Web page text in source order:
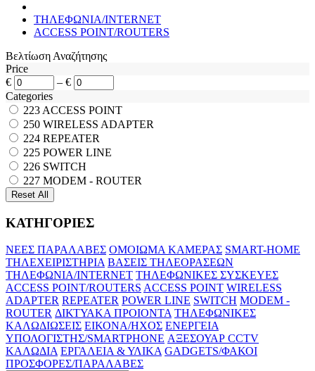
ΤΗΛΕΦΩΝΙΑ/INTERNET
ACCESS POINT/ROUTERS
Βελτίωση Αναζήτησης
Price
€
– €
Categories
223 ACCESS POINT
250 WIRELESS ADAPTER
224 REPEATER
225 POWER LINE
226 SWITCH
227 MODEM - ROUTER
ΚΑΤΗΓΟΡΙΕΣ
ΝΕΕΣ ΠΑΡΑΛΑΒΕΣ ΟΜΟΙΩΜΑ ΚΑΜΕΡΑΣ SMART-HOME
ΤΗΛΕΧΕΙΡΙΣΤΗΡΙΑ ΒΑΣΕΙΣ ΤΗΛΕΟΡΑΣΕΩΝ
ΤΗΛΕΦΩΝΙΑ/INTERNET ΤΗΛΕΦΩΝΙΚΕΣ ΣΥΣΚΕΥΕΣ
ACCESS POINT/ROUTERS ACCESS POINT WIRELESS
ADAPTER REPEATER POWER LINE SWITCH MODEM -
ROUTER ΔΙΚΤΥΑΚΑ ΠΡΟΙΟΝΤΑ ΤΗΛΕΦΩΝΙΚΕΣ
ΚΑΛΩΔΙΩΣΕΙΣ ΕΙΚΟΝΑ/ΗΧΟΣ ΕΝΕΡΓΕΙΑ
ΥΠΟΛΟΓΙΣΤΗΣ/SMARTPHONE ΑΞΕΣΟΥΑΡ CCTV
ΚΑΛΩΔΙΑ ΕΡΓΑΛΕΙΑ & ΥΛΙΚΑ GADGETS/ΦΑΚΟΙ
ΠΡΟΣΦΟΡΕΣ/ΠΑΡΑΛΑΒΕΣ